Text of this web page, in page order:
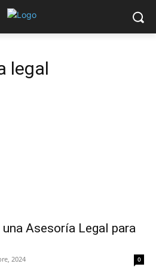
legal
Asesoría Legal para
2024 0